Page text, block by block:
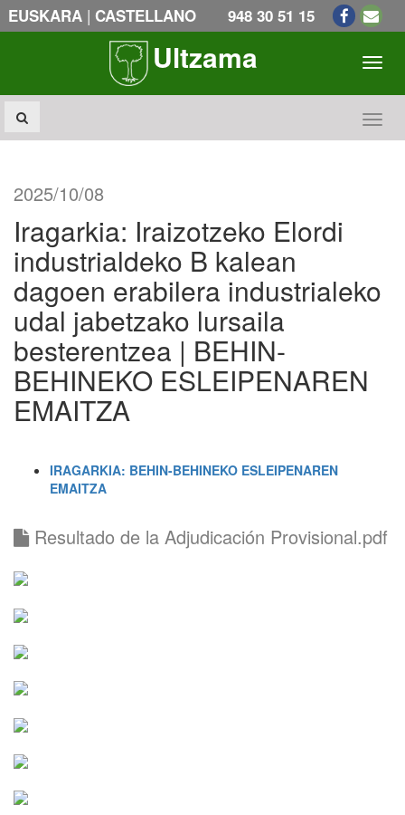
EUSKARA | CASTELLANO 948 30 51 15
Ultzama
2025/10/08
Iragarkia: Iraizotzeko Elordi
industrialdeko B kalean
dagoen erabilera industrialeko
udal jabetzako lursaila
besterentzea | BEHIN-
BEHINEKO ESLEIPENAREN
EMAITZA
IRAGARKIA: BEHIN-BEHINEKO ESLEIPENAREN
EMAITZA
Resultado de la Adjudicación Provisional.pdf